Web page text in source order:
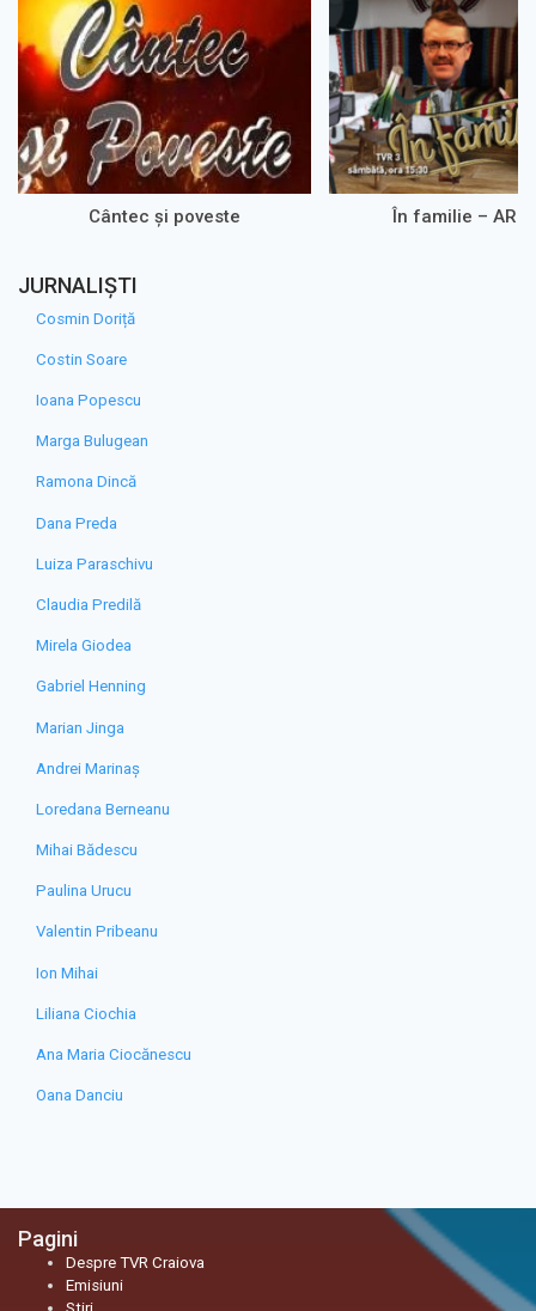
Cântec și poveste În familie –
JURNALIȘTI
Cosmin Doriță
Costin Soare
Ioana Popescu
Marga Bulugean
Ramona Dincă
Dana Preda
Luiza Paraschivu
Claudia Predilă
Mirela Giodea
Gabriel Henning
Marian Jinga
Andrei Marinaș
Loredana Berneanu
Mihai Bădescu
Paulina Urucu
Valentin Pribeanu
Ion Mihai
Liliana Ciochia
Ana Maria Ciocănescu
Oana Danciu
Pagini
Despre TVR Craiova
Emisiuni